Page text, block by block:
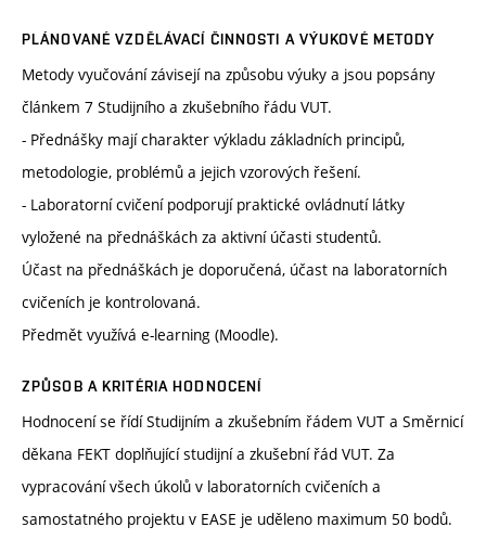
PLÁNOVANÉ VZDĚLÁVACÍ ČINNOSTI A VÝUKOVÉ METODY
Metody vyučování závisejí na způsobu výuky a jsou popsány
článkem 7 Studijního a zkušebního řádu VUT.
- Přednášky mají charakter výkladu základních principů,
metodologie, problémů a jejich vzorových řešení.
- Laboratorní cvičení podporují praktické ovládnutí látky
vyložené na přednáškách za aktivní účasti studentů.
Účast na přednáškách je doporučená, účast na laboratorních
cvičeních je kontrolovaná.
Předmět využívá e-learning (Moodle).
ZPŮSOB A KRITÉRIA HODNOCENÍ
Hodnocení se řídí Studijním a zkušebním řádem VUT a Směrnicí
děkana FEKT doplňující studijní a zkušební řád VUT. Za
vypracování všech úkolů v laboratorních cvičeních a
samostatného projektu v EASE je uděleno maximum 50 bodů.